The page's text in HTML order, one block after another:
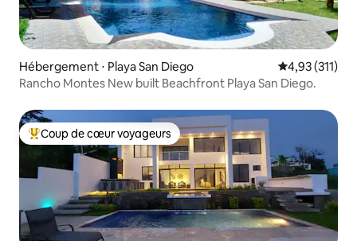
Hébergement ⋅ Playa San Diego Évaluation
4,93 (311)
Rancho Montes New built Beachfront Playa San Diego.
Coups de cœur voyageurs les plus appréciés
Coup de cœur voyageurs